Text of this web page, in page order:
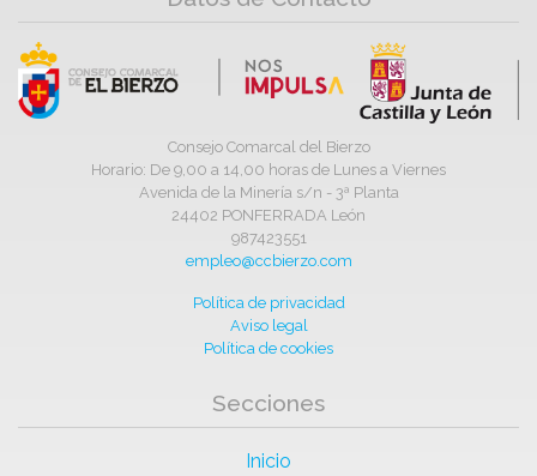
Consejo Comarcal del Bierzo
Horario: De 9,00 a 14,00 horas de Lunes a Viernes
Avenida de la Minería s/n - 3ª Planta
24402 PONFERRADA León
987423551
empleo@ccbierzo.com
Política de privacidad
Aviso legal
Política de cookies
Secciones
Inicio